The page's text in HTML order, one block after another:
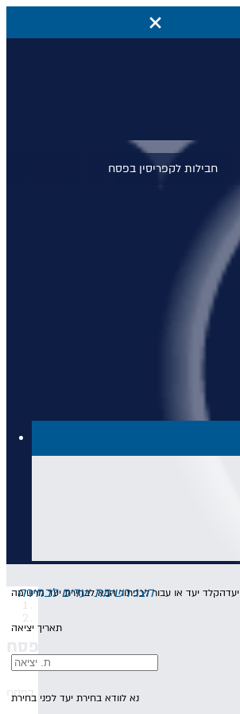
יעדהקלד יעד או עבור לכפתור הבא לבחירת יעד מרשימה
הצג רשימת יעדים לבחירה
תאריך יציאה
נא לוודא בחירת יעד לפני בחירת
חבילות נופש לקפריסין בפסח